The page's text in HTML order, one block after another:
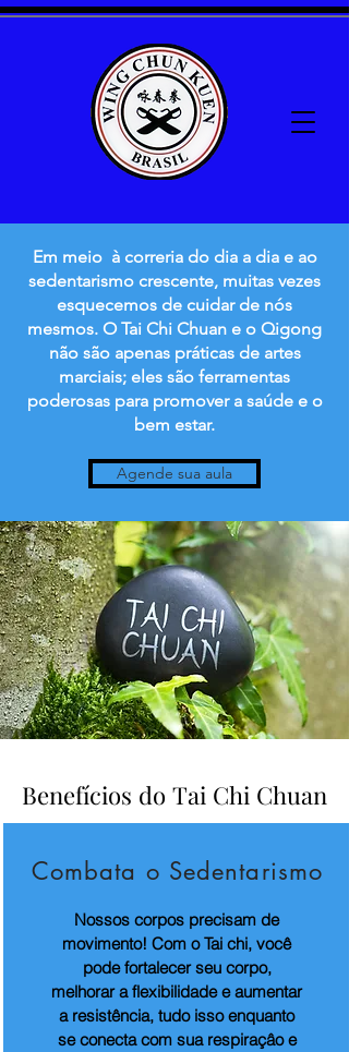
Em meio à correria do dia a dia e ao
sedentarismo crescente, muitas vezes
esquecemos de cuidar de nós
mesmos. O Tai Chi Chuan e o Qigong
não são apenas práticas de artes
marciais; eles são ferramentas
poderosas para promover a saúde e o
bem estar.
Agende sua aula
Benefícios do Tai Chi Chuan
Benefícios do Tai Chi Chuan
Combata o Sedentarismo
Nossos corpos precisam de
movimento! Com o Tai chi, você
pode fortalecer seu corpo,
melhorar a flexibilidade e aumentar
a resistência, tudo isso enquanto
se conecta com sua respiraçâo e